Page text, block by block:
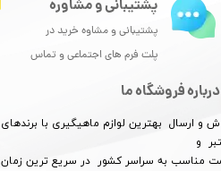
درباره فروشگاه ما
و ارسال بهترین لوازم ماهیگیری با برندهای
و
مناسب به سراسر کشور در سریع ترین زمان
پشتیبانی و مشاوره
پشتیبانی و مشاوه خرید در
پلت فرم های اجتماعی و تماس